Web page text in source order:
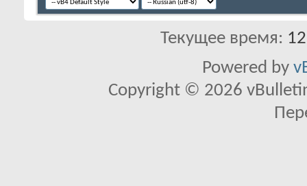
Текущее время:
Powered by
Copyright © 2026